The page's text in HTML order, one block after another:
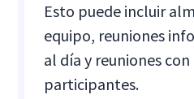
Esto puede incluir
equipo, reuniones
al día y reuniones
participantes.